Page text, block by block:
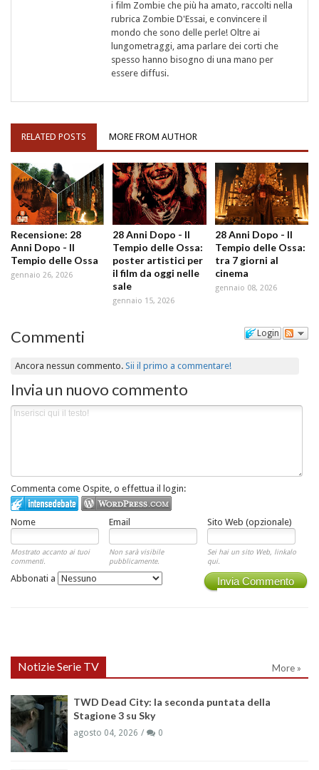
i film Zombie che più ha amato, raccolti nella
rubrica Zombie D'Essai, e convincere il
mondo che sono delle perle! Oltre ai
lungometraggi, ama parlare dei corti che
spesso hanno bisogno di una mano per
essere diffusi.
RELATED POSTS MORE FROM AUTHOR
Recensione: 28
Anni Dopo - Il
Tempio delle Ossa
gennaio 26, 2026
28 Anni Dopo - Il
Tempio delle Ossa:
poster artistici per
il film da oggi nelle
sale
gennaio 15, 2026
28 Anni Dopo - Il
Tempio delle Ossa:
tra 7 giorni al
cinema
gennaio 08, 2026
Login
Commenti
Ancora nessun commento.Sii il primo a commentare!
Invia un nuovo commento
Commenta come Ospite, o effettua il login:
Nome Email Sito Web (opzionale)
Mostrato accanto ai tuoi
commenti.
Non sarà visibile
pubblicamente.
Sei hai un sito Web, linkalo
qui.
Invia Commento
Abbonati a
Notizie Serie TV More »
TWD Dead City: la seconda puntata della
Stagione 3 su Sky
agosto 04, 2026 0